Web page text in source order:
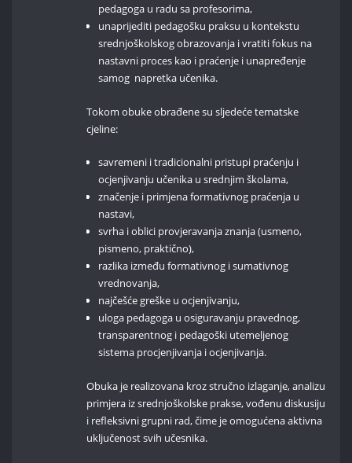
pedagoga u radu sa profesorima,
unaprijediti pedagošku praksu u kontekstu
srednjoškolskog obrazovanja i vratiti fokus na
nastavni proces kao i praćenje i unapređenje
samog napretka učenika.
Tokom obuke obrađene su sljedeće tematske
cjeline:
savremeni i tradicionalni pristupi praćenju i
ocjenjivanju učenika u srednjim školama,
značenje i primjena formativnog praćenja u
nastavi,
svrha i oblici provjeravanja znanja (usmeno,
pismeno, praktično),
razlika između formativnog i sumativnog
vrednovanja,
najčešće greške u ocjenjivanju,
uloga pedagoga u osiguravanju pravednog,
transparentnog i pedagoški utemeljenog
sistema procjenjivanja i ocjenjivanja.
Obuka je realizovana kroz stručno izlaganje, analizu
primjera iz srednjoškolske prakse, vođenu diskusiju
i refleksivni grupni rad, čime je omogućena aktivna
uključenost svih učesnika.